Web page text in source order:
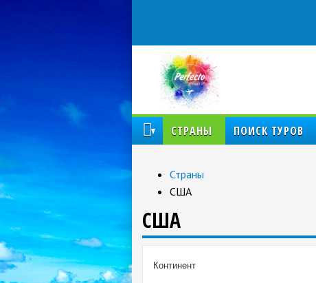
КОМПАНИЯ
СТРАНЫ ПОИСК ТУРОВ
Страны
США
США
Континент